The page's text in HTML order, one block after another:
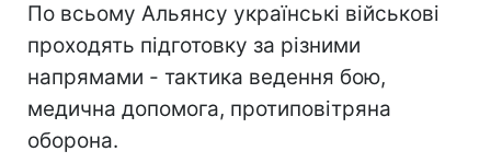
По всьому Альянсу українські військові
проходять підготовку за різними
напрямами - тактика ведення бою,
медична допомога, протиповітряна
оборона.